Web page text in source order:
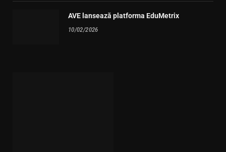
AVE lansează platforma EduMetrix
10/02/2026